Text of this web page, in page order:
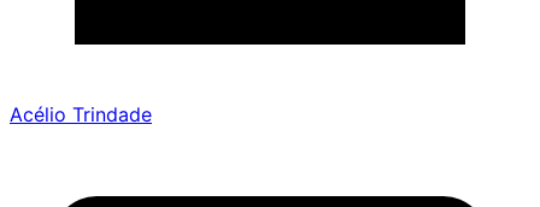
Acélio Trindade